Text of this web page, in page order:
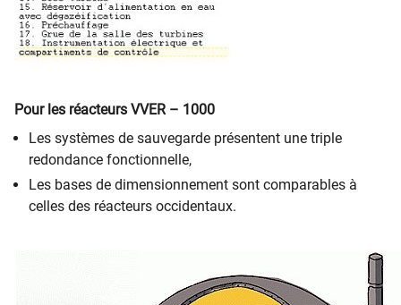
Pour les réacteurs VVER – 1000
Les systèmes de sauvegarde présentent une triple
redondance fonctionnelle,
Les bases de dimensionnement sont comparables à
celles des réacteurs occidentaux.